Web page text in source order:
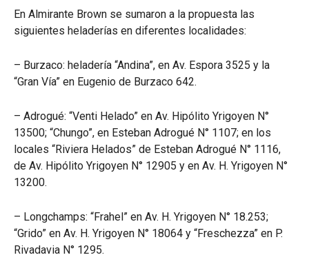
En Almirante Brown se sumaron a la propuesta las
siguientes heladerías en diferentes localidades:
– Burzaco: heladería “Andina”, en Av. Espora 3525 y la
“Gran Vía” en Eugenio de Burzaco 642.
– Adrogué: “Venti Helado” en Av. Hipólito Yrigoyen N°
13500; “Chungo”, en Esteban Adrogué N° 1107; en los
locales “Riviera Helados” de Esteban Adrogué N° 1116,
de Av. Hipólito Yrigoyen N° 12905 y en Av. H. Yrigoyen N°
13200.
– Longchamps: “Frahel” en Av. H. Yrigoyen N° 18.253;
“Grido” en Av. H. Yrigoyen N° 18064 y “Freschezza” en P.
Rivadavia N° 1295.